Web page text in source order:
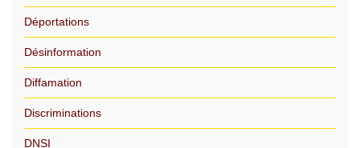
Déportations
Désinformation
Diffamation
Discriminations
DNSI